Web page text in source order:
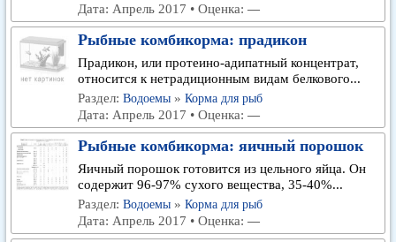
Дата: Апрель 2017 • Оценка: —
Рыбные комбикорма: прадикон
Прадикон, или протеино-адипатный концентрат,
относится к нетрадиционным видам белкового...
Раздел: Водоемы » Корма для рыб
Дата: Апрель 2017 • Оценка: —
Рыбные комбикорма: яичный порошок
Яичный порошок готовится из цельного яйца. Он
содержит 96-97% сухого вещества, 35-40%...
Раздел: Водоемы » Корма для рыб
Дата: Апрель 2017 • Оценка: —